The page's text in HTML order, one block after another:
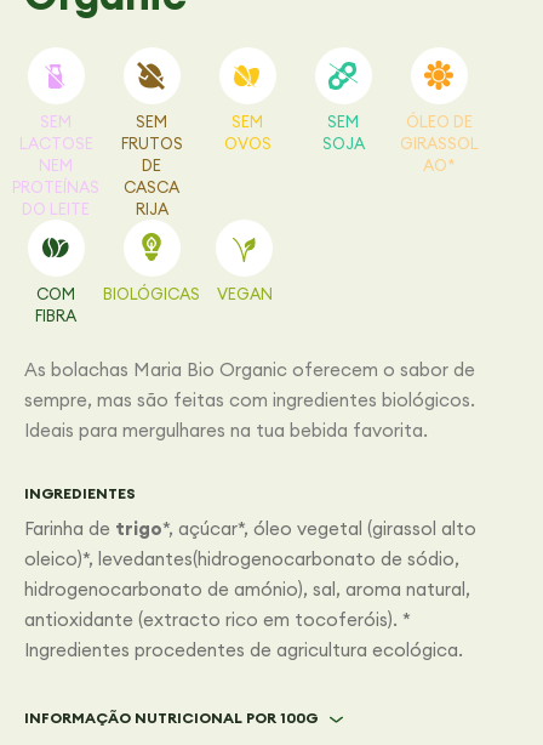
SEM
LACTOSE
NEM
PROTEÍNAS
DO LEITE
SEM
FRUTOS
DE
CASCA
RIJA
SEM
OVOS
SEM
SOJA
ÓLEO DE
GIRASSOL
AO*
COM
FIBRA
BIOLÓGICAS VEGAN
As bolachas Maria Bio Organic oferecem o sabor de
sempre, mas são feitas com ingredientes biológicos.
Ideais para mergulhares na tua bebida favorita.
INGREDIENTES
Farinha de trigo*, açúcar*, óleo vegetal (girassol alto
oleico)*, levedantes(hidrogenocarbonato de sódio,
hidrogenocarbonato de amónio), sal, aroma natural,
antioxidante (extracto rico em tocoferóis). *
Ingredientes procedentes de agricultura ecológica.
INFORMAÇÃO NUTRICIONAL POR 100G